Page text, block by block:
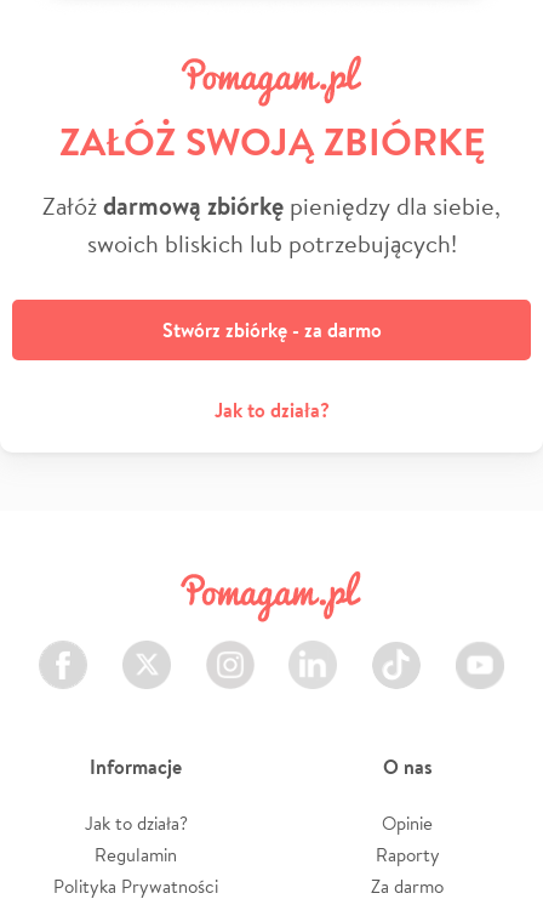
ZAŁÓŻ SWOJĄ ZBIÓRKĘ
Załóżdarmową zbiórkę pieniędzy dla siebie,
swoich bliskich lub potrzebujących!
Stwórz zbiórkę - za darmo
Jak to działa?
Facebook Twitter Instagram LinkedIn TikTok Youtube
Informacje
Jak to działa?
Regulamin
Polityka Prywatności
O nas
Opinie
Raporty
Za darmo